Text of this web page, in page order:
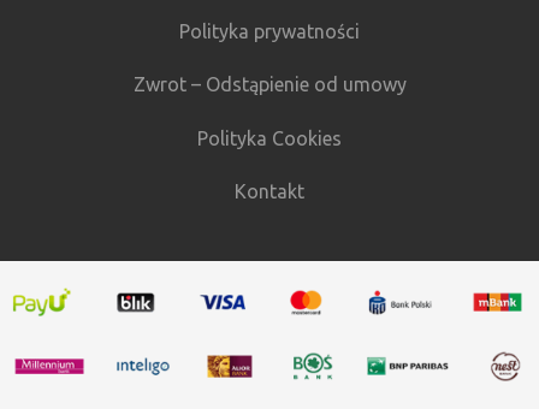
Polityka prywatności
Zwrot – Odstąpienie od umowy
Polityka Cookies
Kontakt